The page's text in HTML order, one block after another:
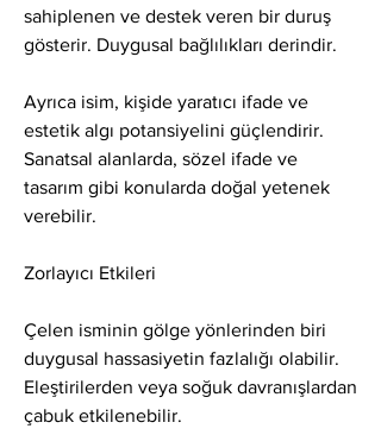
sahiplenen ve destek veren bir duruş
gösterir. Duygusal bağlılıkları derindir.
Ayrıca isim, kişide yaratıcı ifade ve
estetik algı potansiyelini güçlendirir.
Sanatsal alanlarda, sözel ifade ve
tasarım gibi konularda doğal yetenek
verebilir.
Zorlayıcı Etkileri
Çelen isminin gölge yönlerinden biri
duygusal hassasiyetin fazlalığı olabilir.
Eleştirilerden veya soğuk davranışlardan
çabuk etkilenebilir.